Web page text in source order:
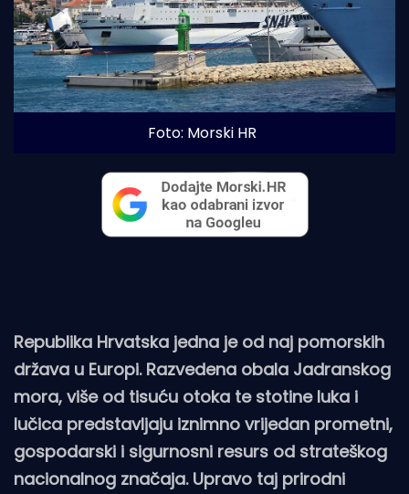
Foto: Morski HR
Republika Hrvatska jedna je od naj pomorskih
država u Europi. Razvedena obala Jadranskog
mora, više od tisuću otoka te stotine luka i
lučica predstavljaju iznimno vrijedan prometni,
gospodarski i sigurnosni resurs od strateškog
nacionalnog značaja. Upravo taj prirodni